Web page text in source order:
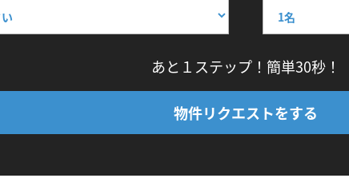
あと１ステップ！簡単30秒！
物件リクエストをする